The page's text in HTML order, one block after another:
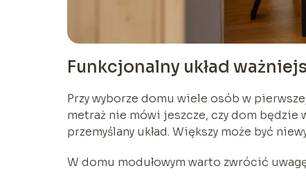
Funkcjonalny układ
Przy wyborze domu wiele osób w
metraż nie mówi jeszcze, czy dom będzie
przemyślany układ. Większy może być
W domu modułowym warto zwrócić